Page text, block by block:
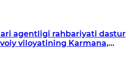
agentligi rahbariyati dastur
viloyatining Karmana,